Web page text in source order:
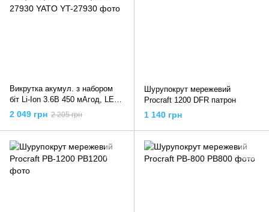
Викрутка акумул. з набором
біт Li-Ion 3.6В 450 мАгод, LED-
підсвітка, HEX-1/4", CrV,
39шт+кейс, YT-27930 YATO
2 049 грн 2 205 грн
Шурупокрут мережевий
Procraft 1200 DFR патрон
1 140 грн